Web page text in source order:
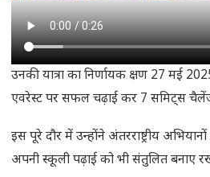
उनकी यात्रा का निर्णायक क्षण 27 मई
एवरेस्ट पर सफल चढ़ाई कर 7 समिट्स चैलेंज
इस पूरे दौर में उन्होंने अंतरराष्ट्रीय
अपनी स्कूली पढ़ाई को भी संतुलित बनाए